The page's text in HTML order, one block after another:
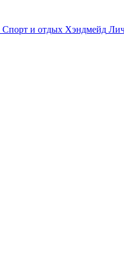
Спорт и отдых Хэндмейд